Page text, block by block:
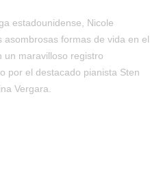
estadounidense, Nicole
asombrosas formas de vida en el
un maravilloso registro
por el destacado pianista Sten
Vergara.